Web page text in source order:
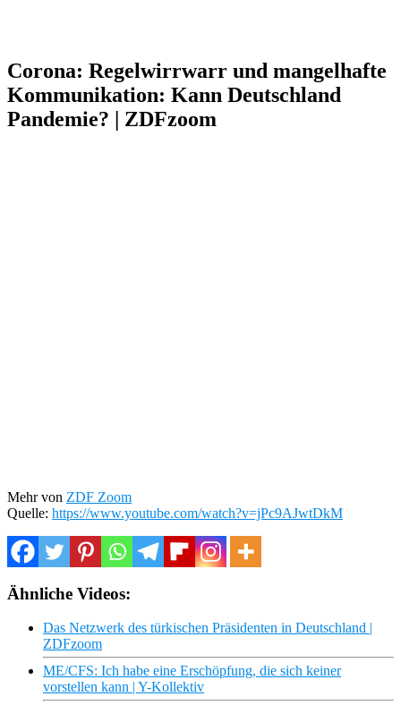
Corona: Regelwirrwarr und mangelhafte
Kommunikation: Kann Deutschland
Pandemie? | ZDFzoom
Mehr von ZDF Zoom
Quelle: https://www.youtube.com/watch?v=jPc9AJwtDkM
Ähnliche Videos:
Das Netzwerk des türkischen Präsidenten in Deutschland |
ZDFzoom
ME/CFS: Ich habe eine Erschöpfung, die sich keiner
vorstellen kann | Y-Kollektiv